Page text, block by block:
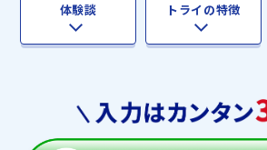
体験談 トライの特徴